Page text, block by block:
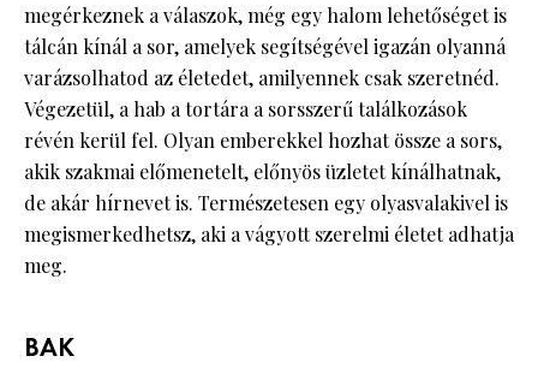
megérkeznek a válaszok, még egy halom lehetőséget is
tálcán kínál a sor, amelyek segítségével igazán olyanná
varázsolhatod az életedet, amilyennek csak szeretnéd.
Végezetül, a hab a tortára a sorsszerű találkozások
révén kerül fel. Olyan emberekkel hozhat össze a sors,
akik szakmai előmenetelt, előnyös üzletet kínálhatnak,
de akár hírnevet is. Természetesen egy olyasvalakivel is
megismerkedhetsz, aki a vágyott szerelmi életet adhatja
meg.
BAK